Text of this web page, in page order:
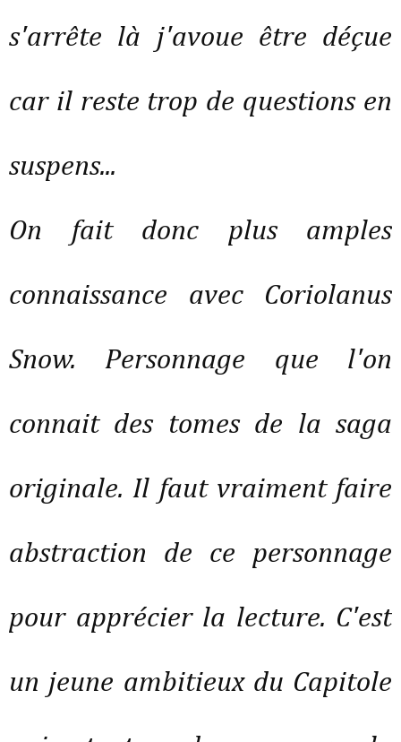
s'arrête là j'avoue être déçue
car il reste trop de questions en
suspens...
On fait donc plus amples
connaissance avec Coriolanus
Snow. Personnage que l'on
connait des tomes de la saga
originale. Il faut vraiment faire
abstraction de ce personnage
pour apprécier la lecture. C'est
un jeune ambitieux du Capitole